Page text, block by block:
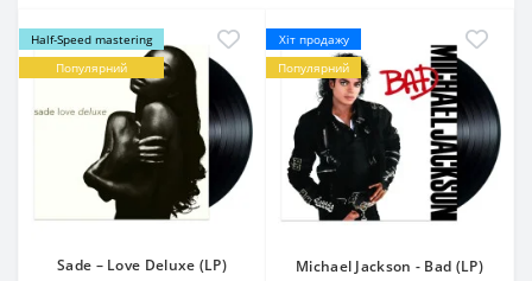
Half-Speed mastering
Популярний
Sade – Love Deluxe (LP)
Хіт продажу
Популярний
Michael Jackson - Bad (LP)